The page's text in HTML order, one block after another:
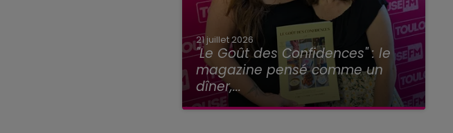
21 juillet 2026
"Le Goût des Confidences" : le
magazine pensé comme un
dîner,...